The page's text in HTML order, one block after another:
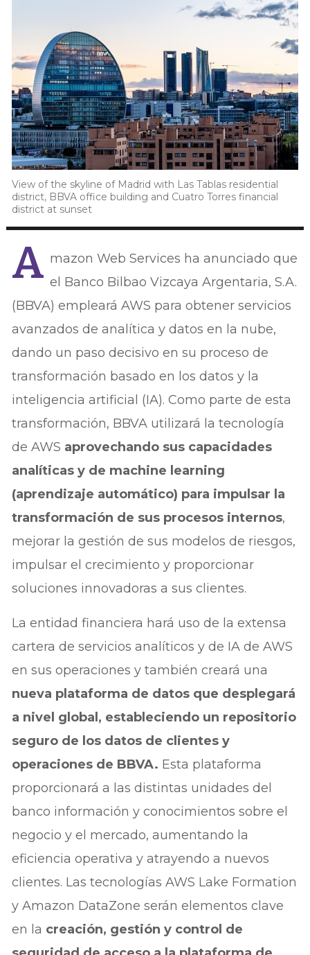
View of the skyline of Madrid with Las Tablas residential
district, BBVA office building and Cuatro Torres financial
district at sunset
A mazon Web Services ha anunciado que
el Banco Bilbao Vizcaya Argentaria, S.A.
(BBVA) empleará AWS para obtener servicios
avanzados de analítica y datos en la nube,
dando un paso decisivo en su proceso de
transformación basado en los datos y la
inteligencia artificial (IA). Como parte de esta
transformación, BBVA utilizará la tecnología
de AWS aprovechando sus capacidades
analíticas y de machine learning
(aprendizaje automático) para impulsar la
transformación de sus procesos internos,
mejorar la gestión de sus modelos de riesgos,
impulsar el crecimiento y proporcionar
soluciones innovadoras a sus clientes.
La entidad financiera hará uso de la extensa
cartera de servicios analíticos y de IA de AWS
en sus operaciones y también creará una
nueva plataforma de datos que desplegará
a nivel global, estableciendo un repositorio
seguro de los datos de clientes y
operaciones de BBVA. Esta plataforma
proporcionará a las distintas unidades del
banco información y conocimientos sobre el
negocio y el mercado, aumentando la
eficiencia operativa y atrayendo a nuevos
clientes. Las tecnologías AWS Lake Formation
y Amazon DataZone serán elementos clave
en la creación, gestión y control de